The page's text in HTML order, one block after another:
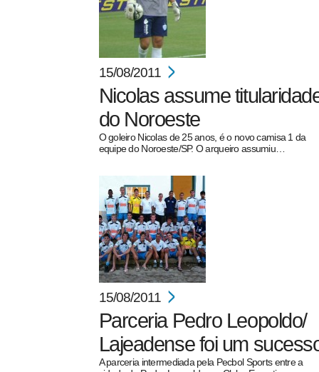
15/08/2011
Nicolas assume
do Noroeste
O goleiro Nicolas de 25 anos, é o novo camisa 1 da
equipe do Noroeste/SP. O arqueiro assumiu…
15/08/2011
Parceria Pedro Leopoldo/
Lajeadense foi um
A parceria intermediada pela Pecbol Sports entre a